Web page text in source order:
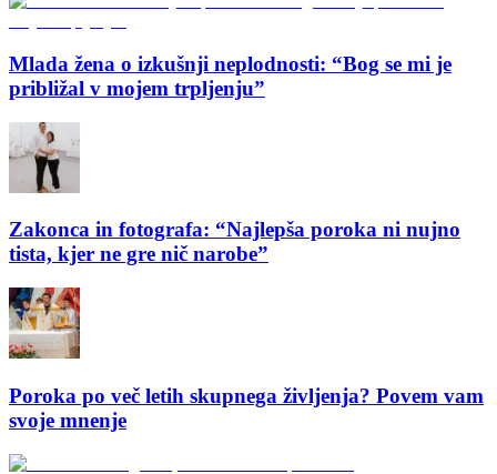
Mlada žena o izkušnji neplodnosti: “Bog se mi je
približal v mojem trpljenju”
Zakonca in fotografa: “Najlepša poroka ni nujno
tista, kjer ne gre nič narobe”
Poroka po več letih skupnega življenja? Povem vam
svoje mnenje